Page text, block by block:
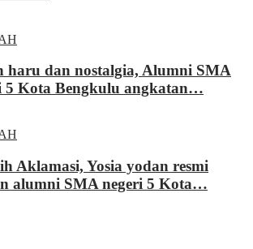
haru dan nostalgia, Alumni SMA
5 Kota Bengkulu angkatan…
Aklamasi, Yosia yodan resmi
alumni SMA negeri 5 Kota…